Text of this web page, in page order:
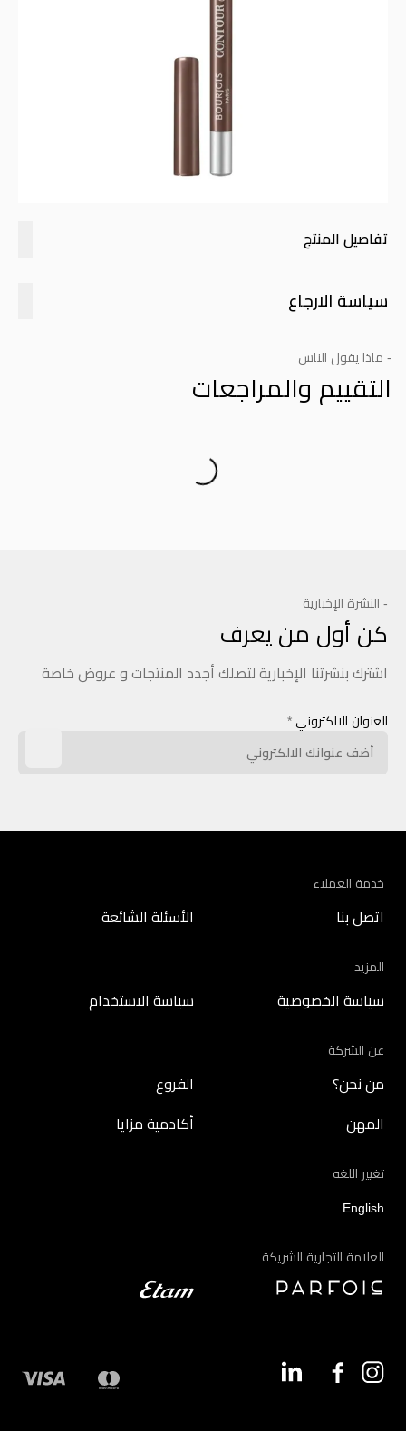
تفاصيل المنتج
سياسة الارجاع
- ماذا يقول الناس
التقييم والمراجعات
- النشرة الإخبارية
كن أول من يعرف
اشترك بنشرتنا الإخبارية لتصلك أجدد المنتجات و عروض خاصة
العنوان الالكتروني *
خدمة العملاء
اتصل بنا الأسئلة الشائعة
المزيد
سياسة الخصوصية سياسة الاستخدام
عن الشركة
من نحن؟ الفروع
المهن أكادمية مزايا
تغيير اللغه
English
العلامة التجارية الشريكة